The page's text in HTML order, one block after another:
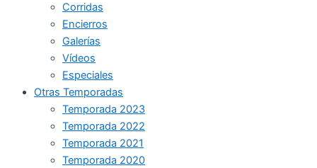
Corridas
Encierros
Galerías
Vídeos
Especiales
Otras Temporadas
Temporada 2023
Temporada 2022
Temporada 2021
Temporada 2020